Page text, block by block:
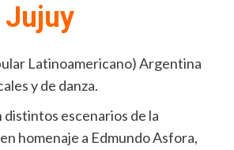
Jujuy
Latinoamericano) Argentina
y de danza.
distintos escenarios de la
homenaje a Edmundo Asfora,